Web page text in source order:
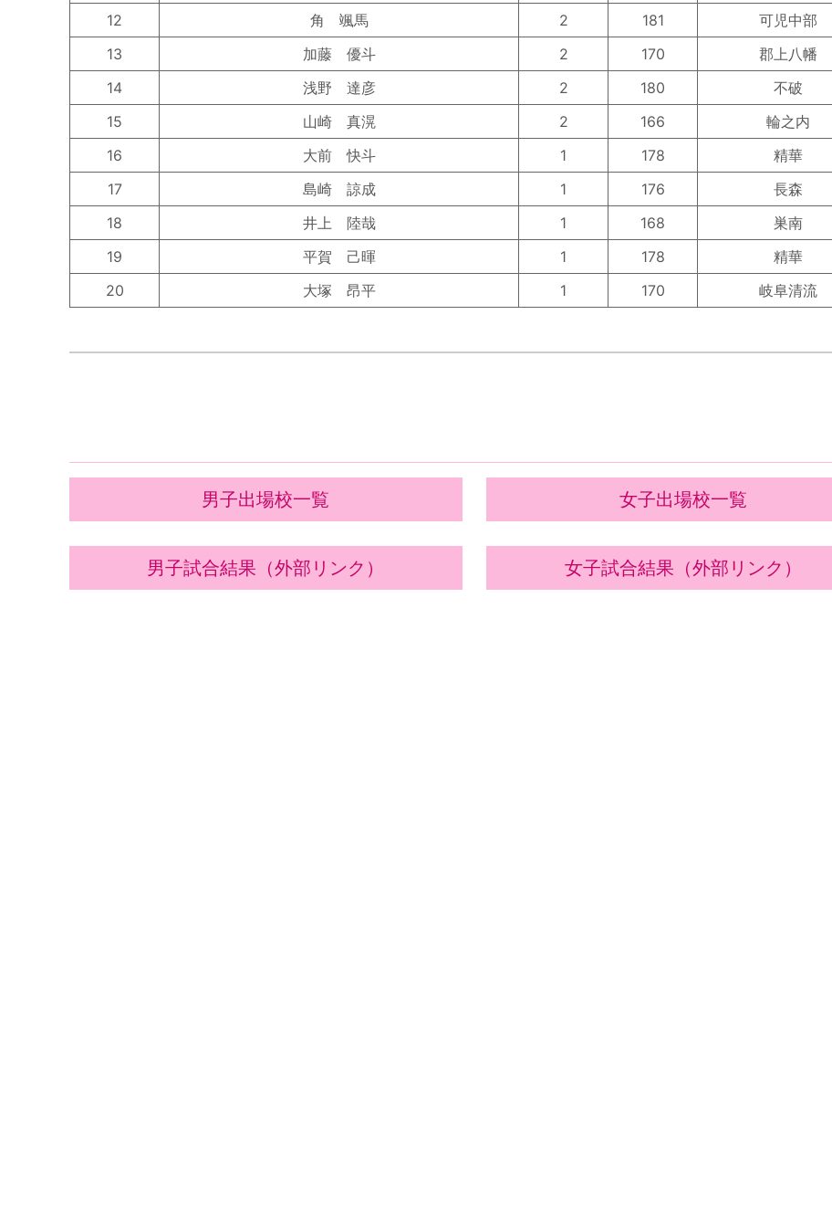
12
角 颯馬 2 181
可児中部
13
加藤 優斗 2 170
郡上八幡
14
浅野 達彦 2 180
不破
15
山崎 真滉 2 166
輪之内
16
大前 快斗 1 178
精華
17
島崎 諒成 1 176
長森
18
井上 陸哉 1 168
巣南
19
平賀 己暉 1 178
精華
20
大塚 昂平 1 170 岐阜清流
男子出場校一覧 女子出場校一覧
男子試合結果（外部リンク） 女子試合結果（外部リンク）